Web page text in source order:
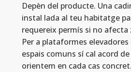
Depèn del producte. Una
instal lada al teu habitatge
requereix permís si no afecta
Per a plataformes
espais comuns sí cal acord
orientem en cada cas concret.